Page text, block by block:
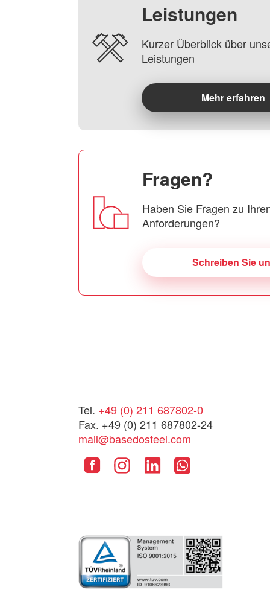
Leistungen
Kurzer Überblick über
Leistungen
Mehr erfahren
Fragen?
Haben Sie Fragen zu
Anforderungen?
Schreiben Sie
Tel. +49 (0) 211 687802-0
Fax. +49 (0) 211 687802-24
mail@basedosteel.com